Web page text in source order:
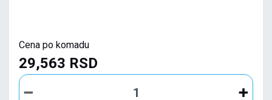
Cena po komadu
29,563 RSD